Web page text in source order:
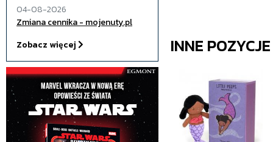
04-08-2026
Zmiana cennika - mojenuty.pl
Zobacz więcej
INNE